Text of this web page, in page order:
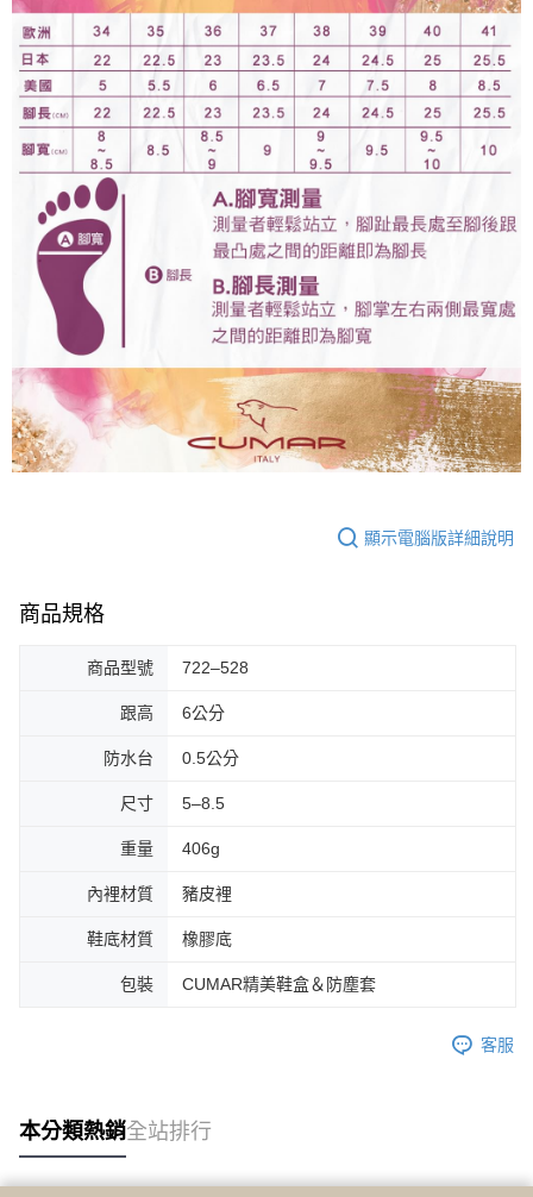
顯示電腦版詳細說明
商品規格
商品型號 722–528
跟高 6公分
防水台 0.5公分
尺寸 5–8.5
重量 406g
內裡材質 豬皮裡
鞋底材質 橡膠底
包裝 CUMAR精美鞋盒＆防塵套
客服
本分類熱銷全站排行